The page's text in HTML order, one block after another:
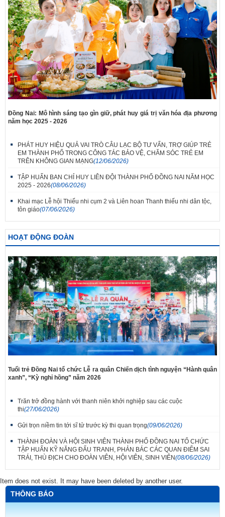
Đồng Nai: Mô hình sáng tạo gìn giữ, phát huy giá trị văn hóa địa phương
năm học 2025 - 2026
PHÁT HUY HIỆU QUẢ VAI TRÒ CÂU LẠC BỘ TƯ VẤN, TRỢ GIÚP TRẺ
EM THÀNH PHỐ TRONG CÔNG TÁC BẢO VỆ, CHĂM SÓC TRẺ EM
TRÊN KHÔNG GIAN MẠNG(12/06/2026)
TẬP HUẤN BAN CHỈ HUY LIÊN ĐỘI THÀNH PHỐ ĐỒNG NAI NĂM HỌC
2025 - 2026(08/06/2026)
Khai mạc Lễ hội Thiếu nhi cụm 2 và Liên hoan Thanh thiếu nhi dân tộc,
tôn giáo(07/06/2026)
HOẠT ĐỘNG ĐOÀN
Tuổi trẻ Đồng Nai tổ chức Lễ ra quân Chiến dịch tình nguyện “Hành quân
xanh”, “Kỳ nghỉ hồng” năm 2026
Trăn trở đồng hành với thanh niên khởi nghiệp sau các cuộc
thi(27/06/2026)
Gửi trọn niềm tin tới sĩ tử trước kỳ thi quan trọng(09/06/2026)
THÀNH ĐOÀN VÀ HỘI SINH VIÊN THÀNH PHỐ ĐỒNG NAI TỔ CHỨC
TẬP HUẤN KỸ NĂNG ĐẤU TRANH, PHẢN BÁC CÁC QUAN ĐIỂM SAI
TRÁI, THÙ ĐỊCH CHO ĐOÀN VIÊN, HỘI VIÊN, SINH VIÊN(08/06/2026)
Item does not exist. It may have been deleted by another user.
THÔNG BÁO